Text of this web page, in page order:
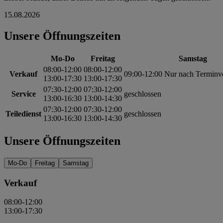
15.08.2026
Unsere Öffnungszeiten
Mo-Do Freitag
Samstag
Verkauf
08:00-12:00
13:00-17:30
08:00-12:00
13:00-17:30
09:00-12:00 Nur nach
Service
07:30-12:00
13:00-16:30
07:30-12:00
13:00-14:30
geschlossen
Teiledienst
07:30-12:00
13:00-16:30
07:30-12:00
13:00-14:30
geschlossen
Unsere Öffnungszeiten
Mo-Do Freitag Samstag
Verkauf
08:00-12:00
13:00-17:30